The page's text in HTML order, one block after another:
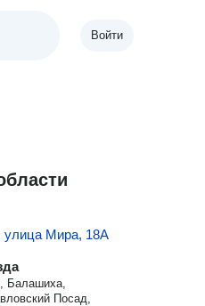
Войти
улица Мира, 18А
Балашиха,
Посад,